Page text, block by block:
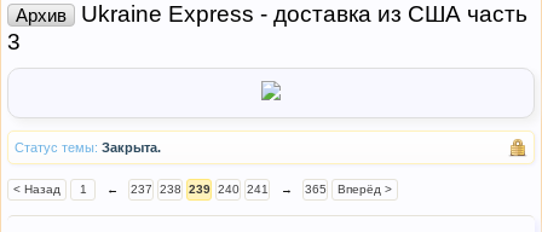
Архив
Ukraine Express - доставка из США часть
3
Статус темы: Закрыта.
< Назад 1 ← 237 238 239 240 241 → 365 Вперёд >